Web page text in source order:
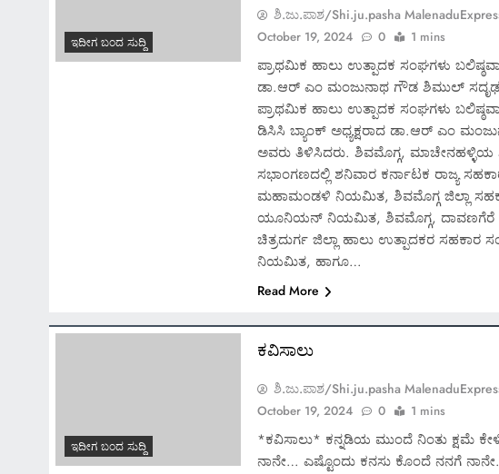
ಇದೀಗ ಬಂದ ಸುದ್ದಿ
ಶಿ.ಜು.ಪಾಶ/Shi.ju.pasha
October 19, 2024 0 1 mins
ಪ್ರಾಥಮಿಕ ಹಾಲು ಉತ್ಪಾದಕ ಸಂಘಗಳು
ಡಾ.ಆರ್ ಎಂ ಮಂಜುನಾಥ ಗೌಡ ಶಿಮುಲ್
ಪ್ರಾಥಮಿಕ ಹಾಲು ಉತ್ಪಾದಕ ಸಂಘಗಳು
ಡಿಸಿಸಿ ಬ್ಯಾಂಕ್ ಅಧ್ಯಕ್ಷರಾದ ಡಾ.ಆರ್ ಎಂ
ಅವರು ತಿಳಿಸಿದರು. ಶಿವಮೊಗ್ಗ,
ಸಭಾಂಗಣದಲ್ಲಿ ಶನಿವಾರ ಕರ್ನಾಟಕ ರಾಜ್ಯ
ಮಹಾಮಂಡಳಿ ನಿಯಮಿತ, ಶಿವಮೊಗ್ಗ ಜಿಲ್ಲಾ
ಯೂನಿಯನ್ ನಿಯಮಿತ, ಶಿವಮೊಗ್ಗ, ದಾವಣಗೆರೆ
ಚಿತ್ರದುರ್ಗ ಜಿಲ್ಲಾ ಹಾಲು ಉತ್ಪಾದಕರ ಸಹಕಾರ
ನಿಯಮಿತ, ಹಾಗೂ…
Read More
ಇದೀಗ ಬಂದ ಸುದ್ದಿ
ಕವಿಸಾಲು
ಶಿ.ಜು.ಪಾಶ/Shi.ju.pasha
October 19, 2024 0 1 mins
*ಕವಿಸಾಲು* ಕನ್ನಡಿಯ ಮುಂದೆ ನಿಂತು ಕ್ಷಮೆ
ನಾನೇ… ಎಷ್ಟೊಂದು ಕನಸು ಕೊಂದೆ ನನಗೆ